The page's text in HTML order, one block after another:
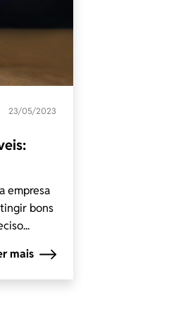
23/05/2023
empresa
bons
mais